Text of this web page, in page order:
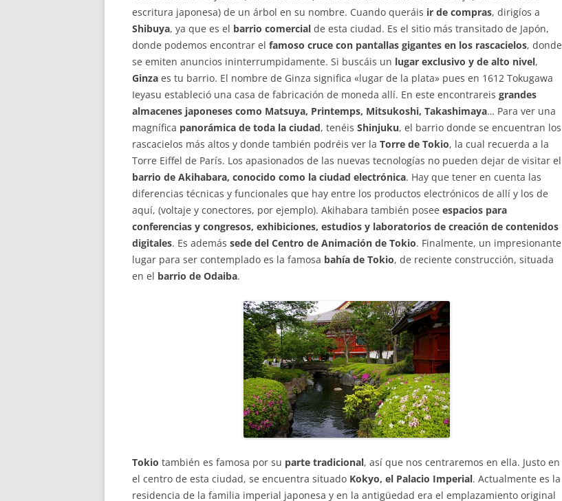
escritura japonesa) de un árbol en su nombre. Cuando queráis ir de compras, dirigíos a
Shibuya, ya que es el barrio comercial de esta ciudad. Es el sitio más transitado de Japón,
donde podemos encontrar el famoso cruce con pantallas gigantes en los rascacielos, donde
se emiten anuncios ininterrumpidamente. Si buscáis un lugar exclusivo y de alto nivel,
Ginza es tu barrio. El nombre de Ginza significa «lugar de la plata» pues en 1612 Tokugawa
Ieyasu estableció una casa de fabricación de moneda allí. En este encontrareis grandes
almacenes japoneses como Matsuya, Printemps, Mitsukoshi, Takashimaya… Para ver una
magnífica panorámica de toda la ciudad, tenéis Shinjuku, el barrio donde se encuentran los
rascacielos más altos y donde también podréis ver la Torre de Tokio, la cual recuerda a la
Torre Eiffel de París. Los apasionados de las nuevas tecnologías no pueden dejar de visitar el
barrio de Akihabara, conocido como la ciudad electrónica. Hay que tener en cuenta las
diferencias técnicas y funcionales que hay entre los productos electrónicos de allí y los de
aquí, (voltaje y conectores, por ejemplo). Akihabara también posee espacios para
conferencias y congresos, exhibiciones, estudios y laboratorios de creación de contenidos
digitales. Es además sede del Centro de Animación de Tokio. Finalmente, un impresionante
lugar para ser contemplado es la famosa bahía de Tokio, de reciente construcción, situada
en el barrio de Odaiba.
Tokio también es famosa por su parte tradicional, así que nos centraremos en ella. Justo en
el centro de esta ciudad, se encuentra situado Kokyo, el Palacio Imperial. Actualmente es la
residencia de la familia imperial japonesa y en la antigüedad era el emplazamiento original